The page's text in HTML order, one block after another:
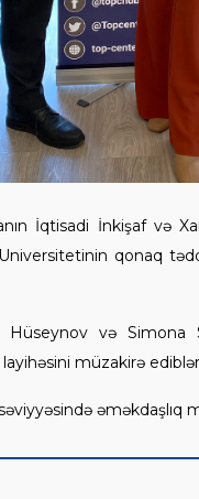
İqtisadi İnkişaf və
qonaq
Hüseynov və
müzakirə
əməkdaşlıq